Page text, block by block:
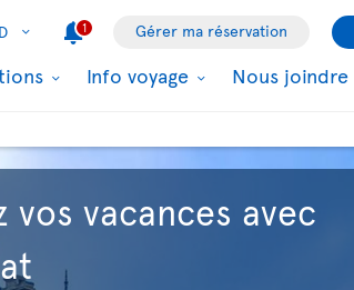
1 Gérer ma réservation
Info voyage Nous joindre
vos vacances avec